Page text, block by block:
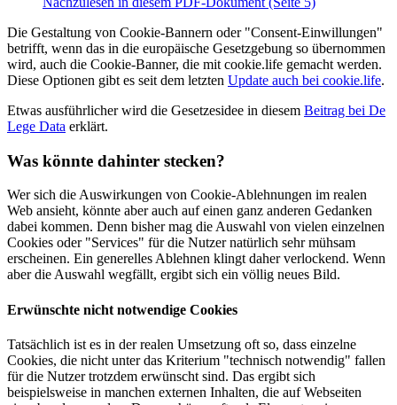
Die Gestaltung von Cookie-Bannern oder "Consent-Einwillungen"
betrifft, wenn das in die europäische Gesetzgebung so übernommen
wird, auch die Cookie-Banner, die mit cookie.life gemacht werden.
Diese Optionen gibt es seit dem letzten Update auch bei cookie.life.
Etwas ausführlicher wird die Gesetzesidee in diesem Beitrag bei De
Lege Data erklärt.
Was könnte dahinter stecken?
Wer sich die Auswirkungen von Cookie-Ablehnungen im realen
Web ansieht, könnte aber auch auf einen ganz anderen Gedanken
dabei kommen. Denn bisher mag die Auswahl von vielen einzelnen
Cookies oder "Services" für die Nutzer natürlich sehr mühsam
erscheinen. Ein generelles Ablehnen klingt daher verlockend. Wenn
aber die Auswahl wegfällt, ergibt sich ein völlig neues Bild.
Erwünschte nicht notwendige Cookies
Tatsächlich ist es in der realen Umsetzung oft so, dass einzelne
Cookies, die nicht unter das Kriterium "technisch notwendig" fallen
für die Nutzer trotzdem erwünscht sind. Das ergibt sich
beispielsweise in manchen externen Inhalten, die auf Webseiten